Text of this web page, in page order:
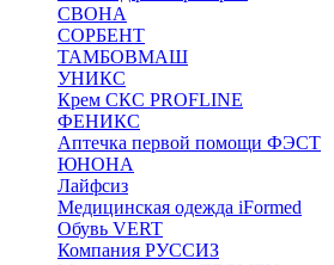
СВОНА
СОРБЕНТ
ТАМБОВМАШ
УНИКС
Крем СКС PROFLINE
ФЕНИКС
Аптечка первой помощи ФЭСТ
ЮНОНА
Лайфсиз
Медицинская одежда iFormed
Обувь VERT
Компания РУССИЗ